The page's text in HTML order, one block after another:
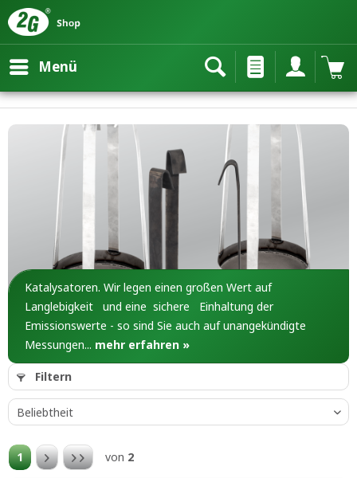
Menü
Katalysatoren. Wir legen einen großen Wert auf
Langlebigkeit und eine sichere Einhaltung der
Emissionswerte - so sind Sie auch auf unangekündigte
Messungen... mehr erfahren »
Filtern
1 von 2